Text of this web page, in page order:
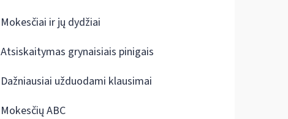
Mokesčiai ir jų dydžiai
Atsiskaitymas grynaisiais pinigais
Dažniausiai užduodami klausimai
Mokesčių ABC